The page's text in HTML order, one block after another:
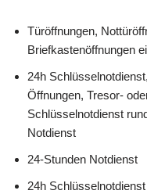
Türöffnungen,
Briefkastenöffnungen
24h
Öffnungen, Tresor-
Schlüsselnotdienst
Notdienst
24-Stunden Notdienst
24h